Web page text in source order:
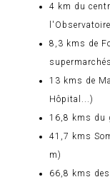
4 km du
l'Observatoire
8,3 kms de
13 kms de
Hôpital...)
16,8 kms du
41,7 kms
m)
66,8 kms